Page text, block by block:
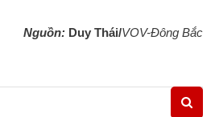
Nguồn: Duy Thái/VOV-Đông Bắc